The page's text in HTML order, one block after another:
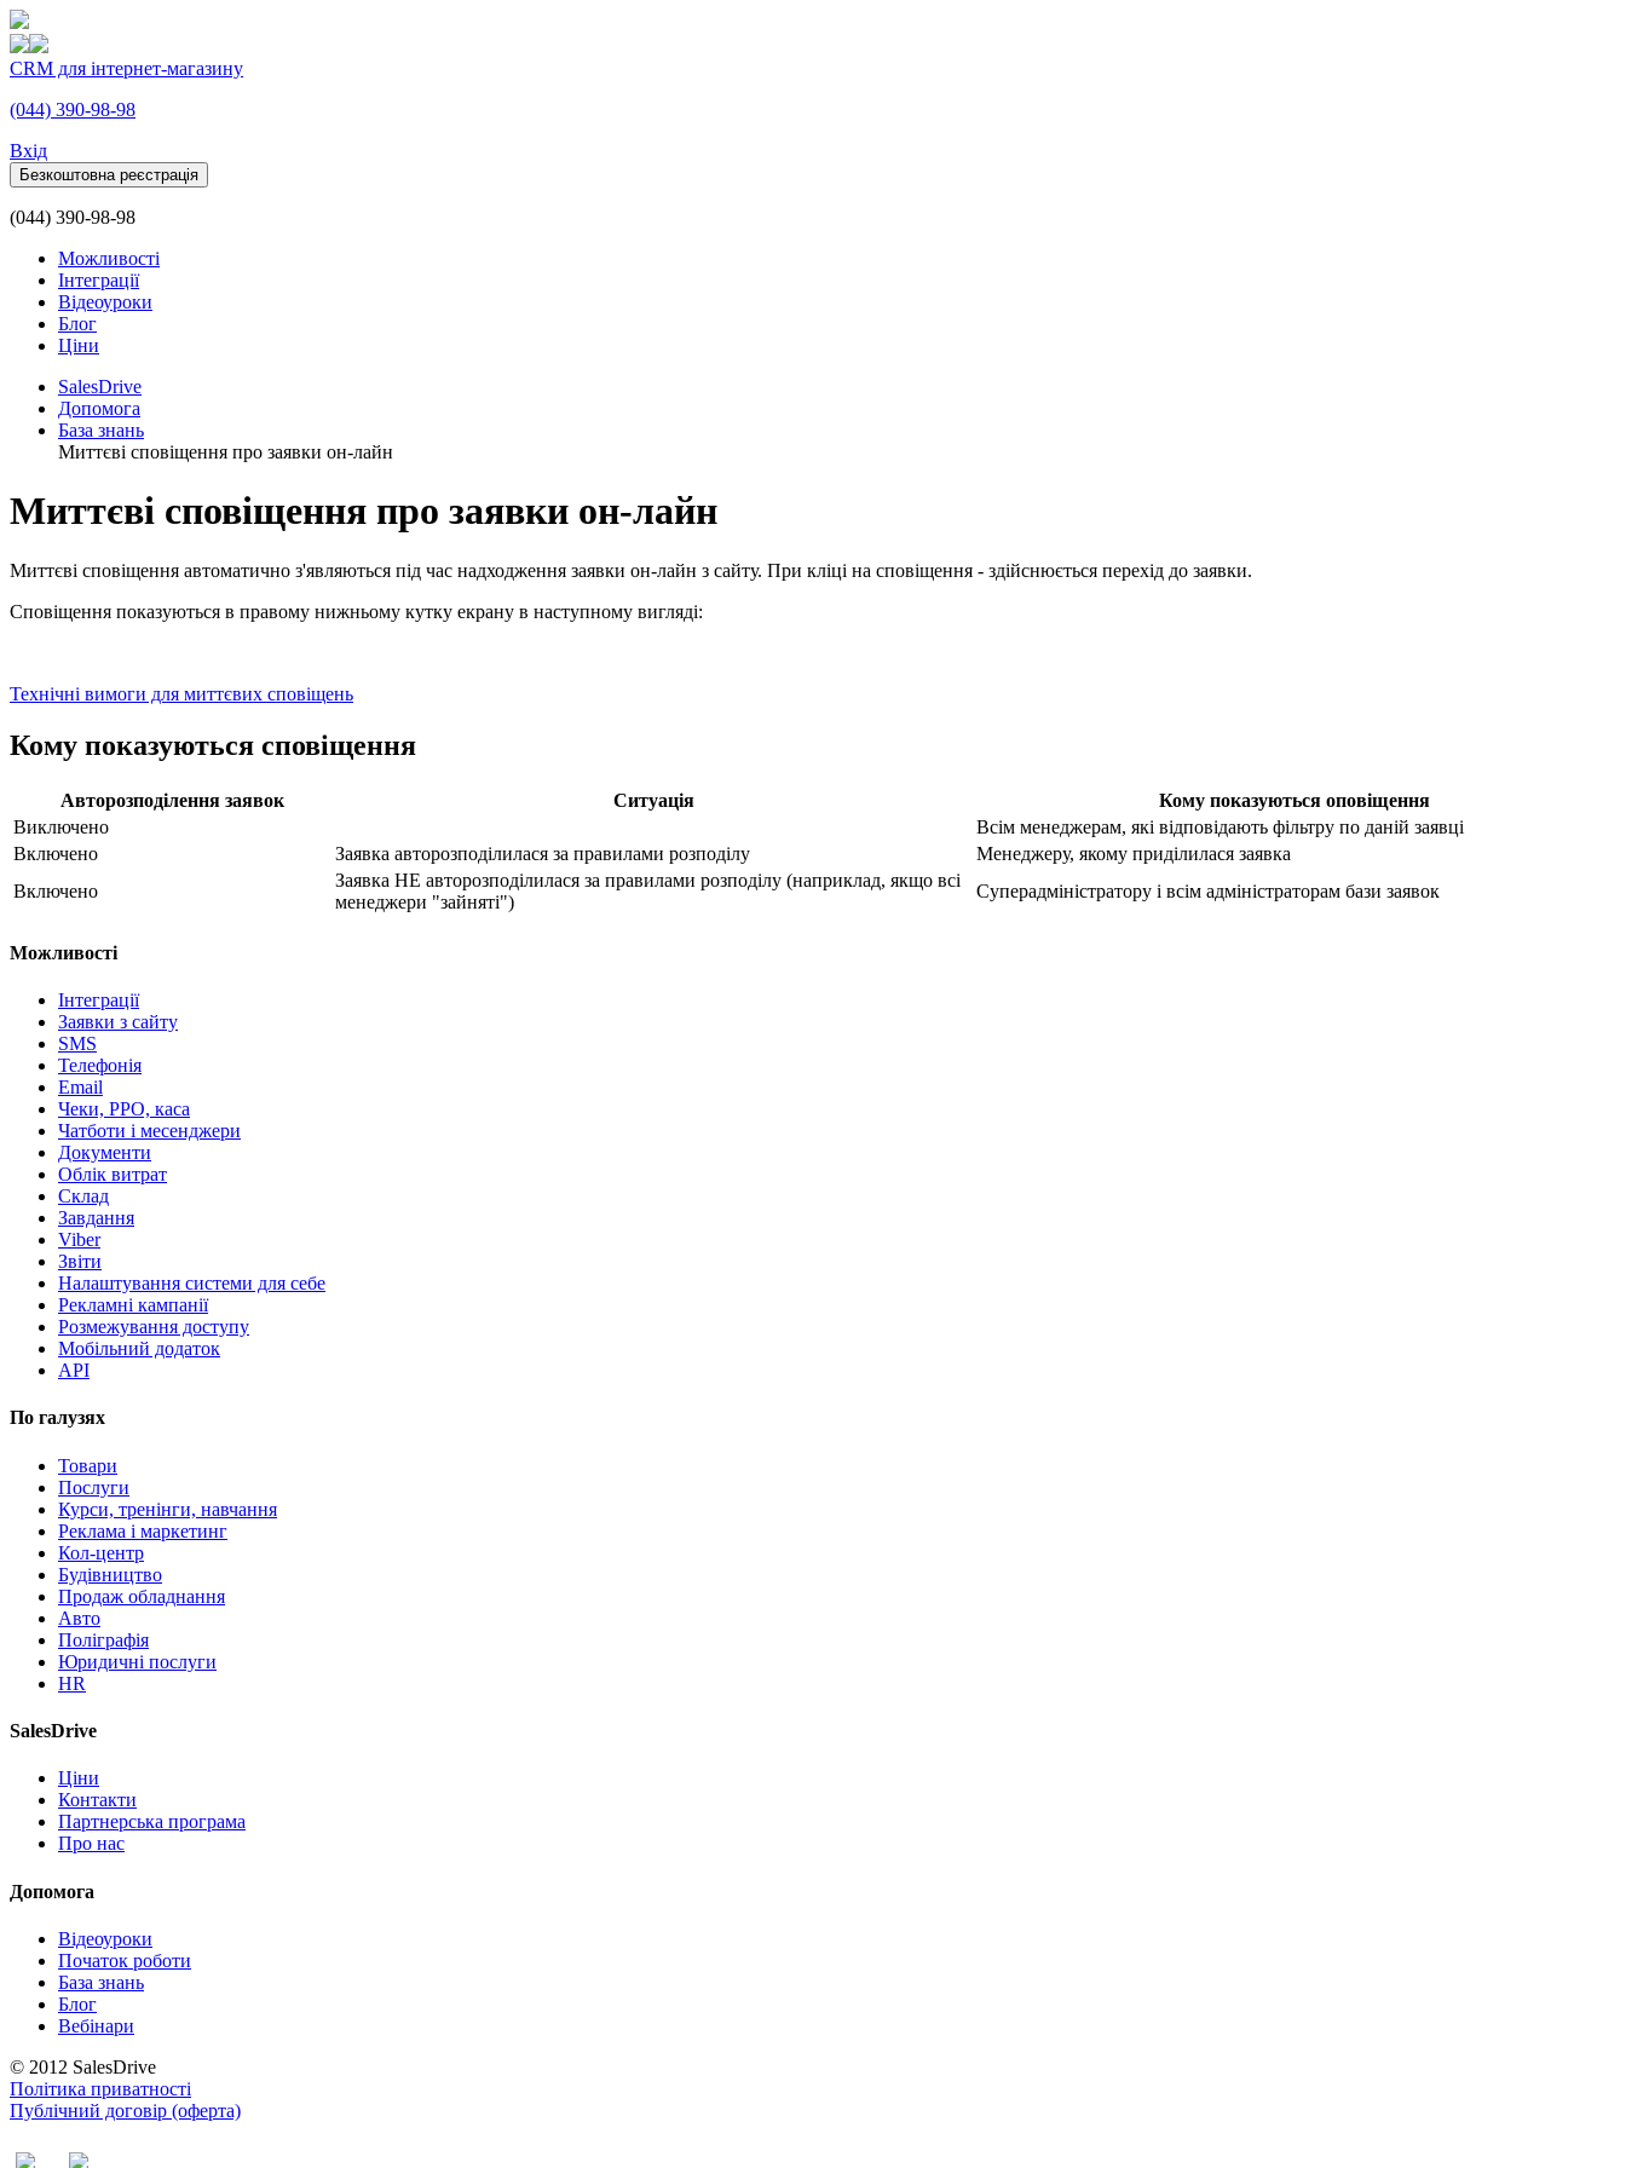
CRM для інтернет-магазину
(044) 390-98-98
Вхiд
Безкоштовна реєстрація
(044) 390-98-98
Можливості
Інтеграції
Відеоуроки
Блог
Ціни
SalesDrive
Допомога
База знань
Миттєві сповіщення про заявки он-лайн
Миттєві сповіщення про заявки он-лайн
Миттєві сповіщення автоматично з'являються під час надходження заявки он-лайн з сайту. При кліці на сповіщення - здійснюється перехід до заявки.
Сповіщення показуються в правому нижньому кутку екрану в наступному вигляді:
Технічні вимоги для миттєвих сповіщень
Кому показуються сповіщення
Авторозподілення заявок Ситуація
Кому показуються оповіщення
Виключено
Всім менеджерам, які відповідають фільтру по даній заявці
Включено
Заявка авторозподілилася за правилами розподілу
Менеджеру, якому приділилася заявка
Включено
Заявка НЕ авторозподілилася за правилами розподілу (наприклад, якщо всі
менеджери "зайняті")
Суперадміністратору і всім адміністраторам бази заявок
Можливості
Інтеграції
Заявки з сайту
SMS
Телефонія
Email
Чеки, РРО, каса
Чатботи і месенджери
Документи
Облік витрат
Склад
Завдання
Viber
Звіти
Налаштування системи для себе
Рекламні кампанії
Розмежування доступу
Мобільний додаток
API
По галузях
Товари
Послуги
Курси, тренінги, навчання
Реклама і маркетинг
Кол-центр
Будівництво
Продаж обладнання
Авто
Поліграфія
Юридичні послуги
HR
SalesDrive
Ціни
Контакти
Партнерська програма
Про нас
Допомога
Відеоуроки
Початок роботи
База знань
Блог
Вебінари
© 2012 SalesDrive
Політика приватності
Публічний договір (оферта)